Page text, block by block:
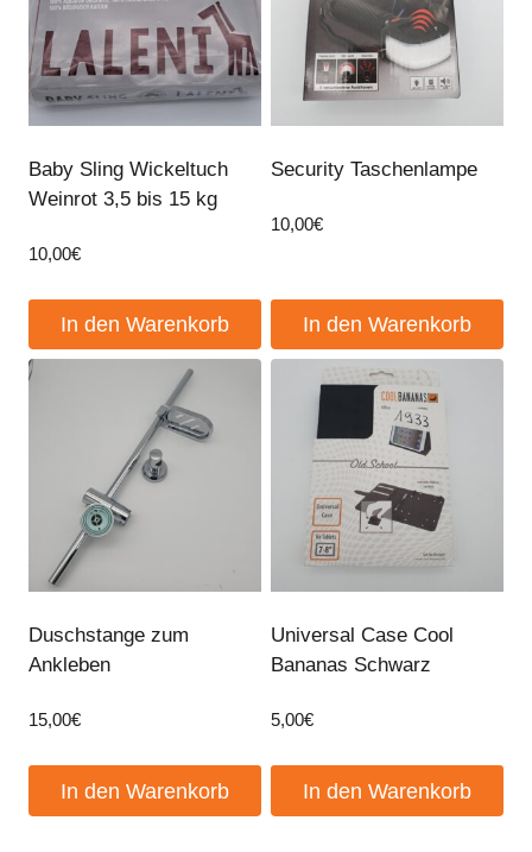
Baby Sling Wickeltuch
Weinrot 3,5 bis 15 kg
10,00€
In den Warenkorb
Security Taschenlampe
10,00€
In den Warenkorb
Duschstange zum
Ankleben
15,00€
In den Warenkorb
Universal Case Cool
Bananas Schwarz
5,00€
In den Warenkorb